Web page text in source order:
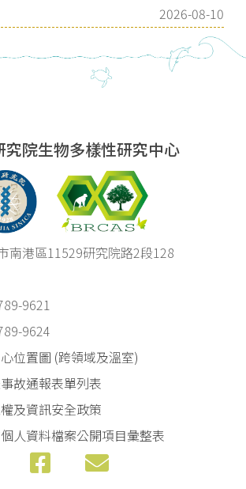
2026-08-10
究院生物多樣性研究中心
南港區11529研究院路2段128
9621
9624
位置圖 (跨領域及溫室)
故通報表單列表
及資訊安全政策
人資料檔案公開項目彙整表